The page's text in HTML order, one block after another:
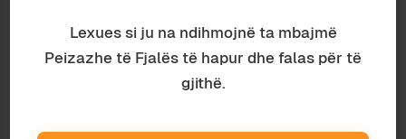
Discover more from Peizazhe të fjalës
Lexues si ju na ndihmojnë ta mbajmë
Peizazhe të Fjalës të hapur dhe falas për të
gjithë.